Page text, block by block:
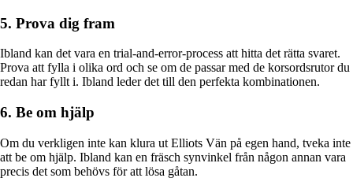
5. Prova dig fram
Ibland kan det vara en trial-and-error-process att hitta det rätta svaret.
Prova att fylla i olika ord och se om de passar med de korsordsrutor du
redan har fyllt i. Ibland leder det till den perfekta kombinationen.
6. Be om hjälp
Om du verkligen inte kan klura ut Elliots Vän på egen hand, tveka inte
att be om hjälp. Ibland kan en fräsch synvinkel från någon annan vara
precis det som behövs för att lösa gåtan.